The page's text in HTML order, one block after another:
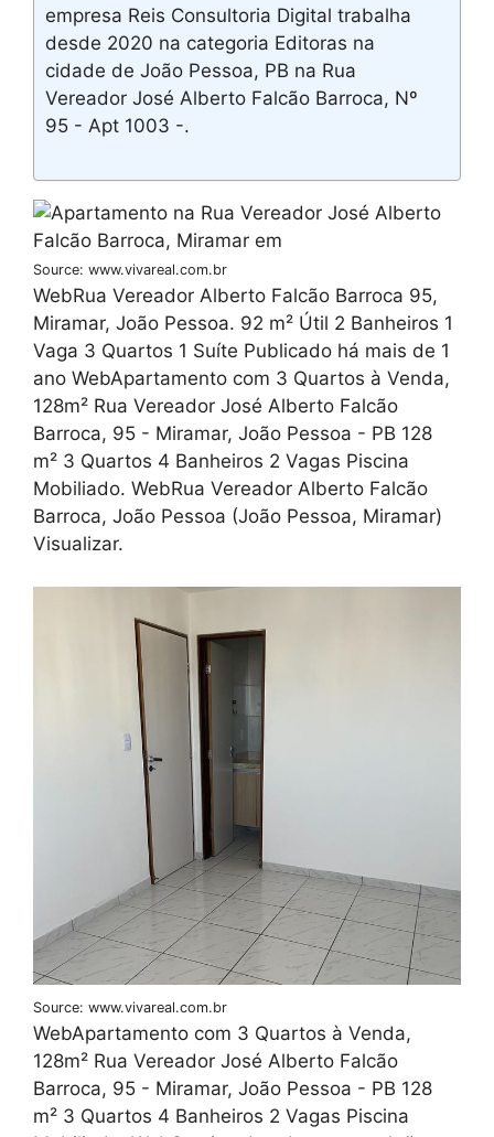
empresa Reis Consultoria Digital trabalha
desde 2020 na categoria Editoras na
cidade de João Pessoa, PB na Rua
Vereador José Alberto Falcão Barroca, Nº
95 - Apt 1003 -.
Source: www.vivareal.com.br
WebRua Vereador Alberto Falcão Barroca 95,
Miramar, João Pessoa. 92 m² Útil 2 Banheiros 1
Vaga 3 Quartos 1 Suíte Publicado há mais de 1
ano WebApartamento com 3 Quartos à Venda,
128m² Rua Vereador José Alberto Falcão
Barroca, 95 - Miramar, João Pessoa - PB 128
m² 3 Quartos 4 Banheiros 2 Vagas Piscina
Mobiliado. WebRua Vereador Alberto Falcão
Barroca, João Pessoa (João Pessoa, Miramar)
Visualizar.
Source: www.vivareal.com.br
WebApartamento com 3 Quartos à Venda,
128m² Rua Vereador José Alberto Falcão
Barroca, 95 - Miramar, João Pessoa - PB 128
m² 3 Quartos 4 Banheiros 2 Vagas Piscina